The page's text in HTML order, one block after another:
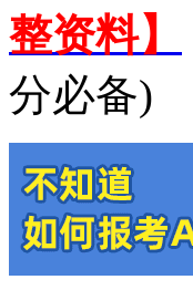
整资料】
分必备)